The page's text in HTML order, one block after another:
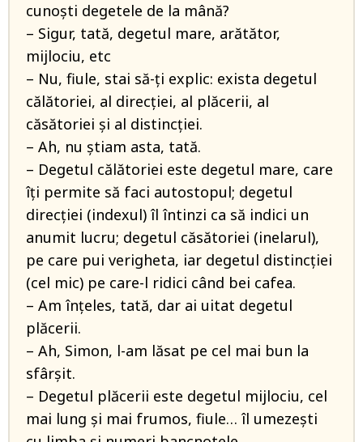
cunoști degetele de la mână?
– Sigur, tată, degetul mare, arătător,
mijlociu, etc
– Nu, fiule, stai să-ți explic: exista degetul
călătoriei, al direcției, al plăcerii, al
căsătoriei și al distincției.
– Ah, nu știam asta, tată.
– Degetul călătoriei este degetul mare, care
îți permite să faci autostopul; degetul
direcției (indexul) îl întinzi ca să indici un
anumit lucru; degetul căsătoriei (inelarul),
pe care pui verigheta, iar degetul distincției
(cel mic) pe care-l ridici când bei cafea.
– Am înțeles, tată, dar ai uitat degetul
plăcerii.
– Ah, Simon, l-am lăsat pe cel mai bun la
sfârșit.
– Degetul plăcerii este degetul mijlociu, cel
mai lung și mai frumos, fiule… îl umezești